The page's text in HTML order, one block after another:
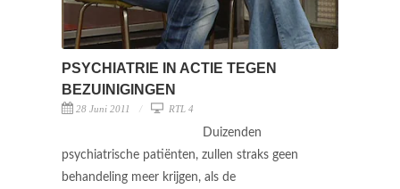
PSYCHIATRIE IN ACTIE TEGEN
BEZUINIGINGEN
28 Juni 2011 RTL 4
Duizenden
psychiatrische patiënten, zullen straks geen
behandeling meer krijgen, als de